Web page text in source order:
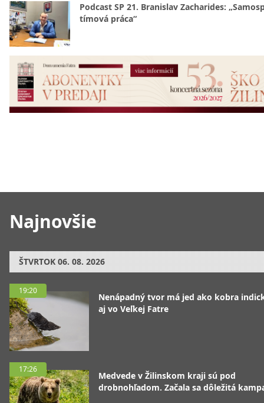
Najnovšie
ŠTVRTOK 06. 08. 2026
19:20
Nenápadný tvor má jed ako kobra
aj vo Veľkej Fatre
17:26
Medvede v Žilinskom kraji sú pod
drobnohľadom. Začala sa dôležitá
Podcast SP 21. Branislav Zacharides:
tímová práca“